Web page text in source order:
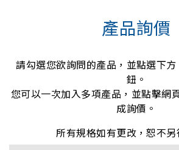
產品詢價
請勾選您欲詢問的產品，並點選下
鈕。
您可以一次加入多項產品，並點擊網
成詢價。
所有規格如有更改，恕不另